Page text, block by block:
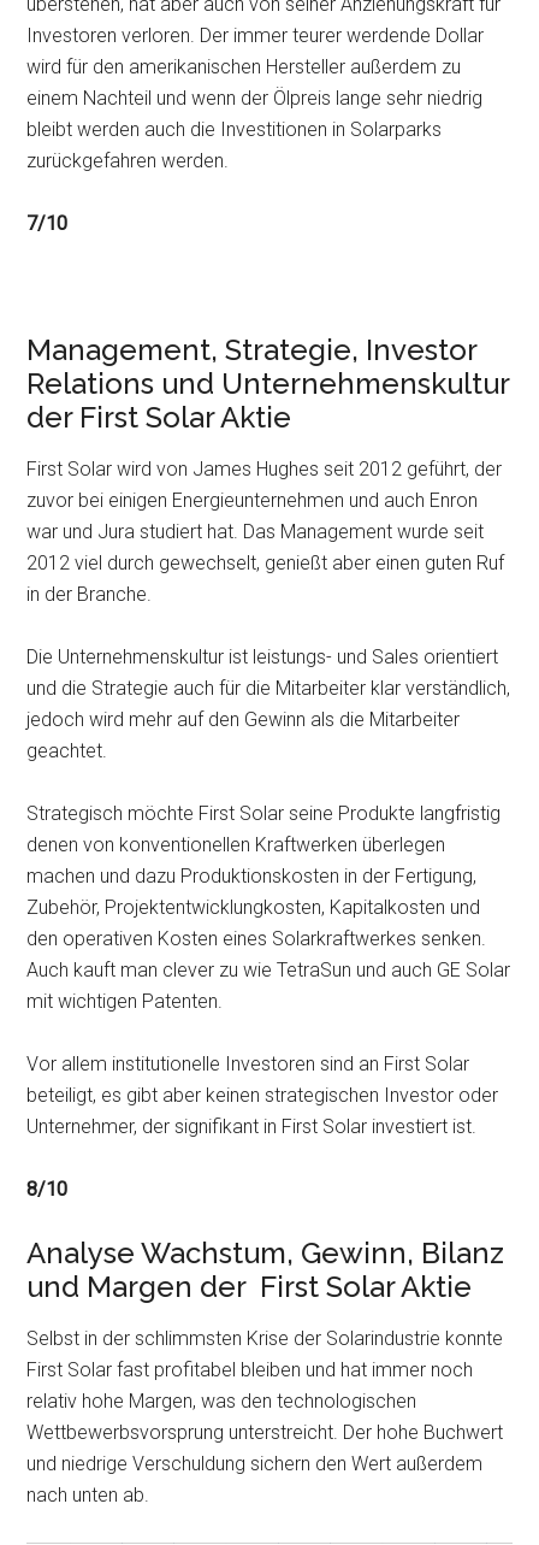
Investoren verloren. Der immer teurer werdende Dollar
wird für den amerikanischen Hersteller außerdem zu
einem Nachteil und wenn der Ölpreis lange sehr niedrig
bleibt werden auch die Investitionen in Solarparks
zurückgefahren werden.
7/10
Management, Strategie, Investor
Relations und Unternehmenskultur
der First Solar Aktie
First Solar wird von James Hughes seit 2012 geführt, der
zuvor bei einigen Energieunternehmen und auch Enron
war und Jura studiert hat. Das Management wurde seit
2012 viel durch gewechselt, genießt aber einen guten Ruf
in der Branche.
Die Unternehmenskultur ist leistungs- und Sales orientiert
und die Strategie auch für die Mitarbeiter klar verständlich,
jedoch wird mehr auf den Gewinn als die Mitarbeiter
geachtet.
Strategisch möchte First Solar seine Produkte langfristig
denen von konventionellen Kraftwerken überlegen
machen und dazu Produktionskosten in der Fertigung,
Zubehör, Projektentwicklungkosten, Kapitalkosten und
den operativen Kosten eines Solarkraftwerkes senken.
Auch kauft man clever zu wie TetraSun und auch GE Solar
mit wichtigen Patenten.
Vor allem institutionelle Investoren sind an First Solar
beteiligt, es gibt aber keinen strategischen Investor oder
Unternehmer, der signifikant in First Solar investiert ist.
8/10
Analyse Wachstum, Gewinn, Bilanz
und Margen der First Solar Aktie
Selbst in der schlimmsten Krise der Solarindustrie konnte
First Solar fast profitabel bleiben und hat immer noch
relativ hohe Margen, was den technologischen
Wettbewerbsvorsprung unterstreicht. Der hohe Buchwert
und niedrige Verschuldung sichern den Wert außerdem
nach unten ab.